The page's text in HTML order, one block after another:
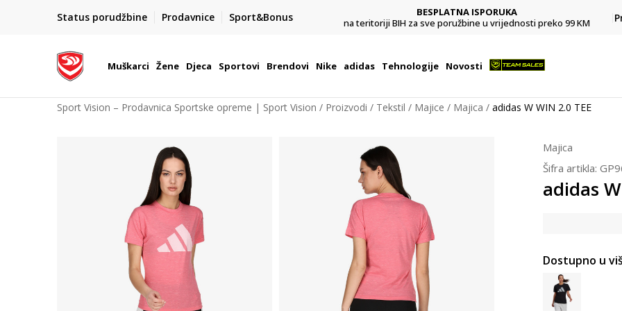
Status porudžbine Prodavnice Sport&Bonus
POZOVITE NAS NA : 055/490-400
Pon-Pet od 9h - 16h
BESPLATNA ISPORUKA
na teritoriji BIH za sve poružbine u vrijednosti preko 99 KM
Muškarci Žene Djeca Sportovi Brendovi Nike adidas Tehnologije Novosti
Sport Vision – Prodavnica Sportske opreme | Sport Vision Proizvodi Tekstil Majice Majica adidas W WIN 2.0 TEE
Majica
Šifra artikla:
adidas
Dostupno u